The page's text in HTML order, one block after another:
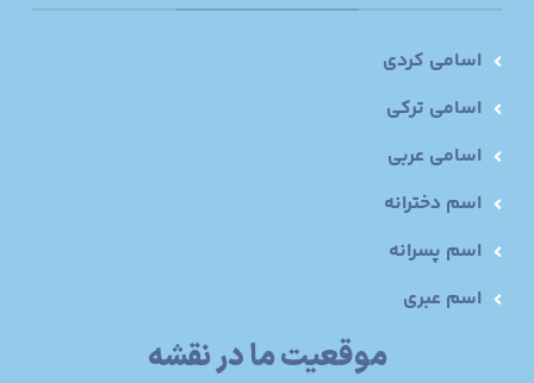
اسامی کردی
اسامی ترکی
اسامی عربی
اسم دخترانه
اسم پسرانه
اسم عبری
موقعیت ما در نقشه